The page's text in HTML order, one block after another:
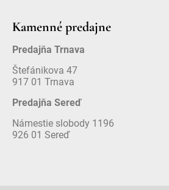
Kamenné predajne
Predajňa Trnava
Štefánikova 47
917 01 Trnava
Predajňa Sereď
Námestie slobody 1196
926 01 Sereď